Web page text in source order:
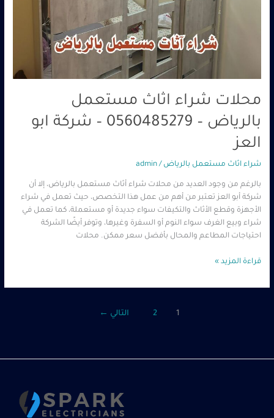
محلات شراء اثاث مستعمل
بالرياض – 0560485279 – شركة ابو
العز
شراء اثاث مستعمل بالرياض /
admin
بالرغم من وجود العديد من محلات شراء أثاث مستعمل بالرياض، إلا أن
شركة أبو العز تعتبر من أهم من عمل هذا التخصص، حيث تعمل في شراء
الأجهزة وقطع الأثاث والتكيفات سواء جديدة أو مستعملة، كما تعمل في
شراء وبيع الغرف سواء النوم أو السفرة وغيرها، وتوفر أيضًا الشركة
احتياجات المطاعم والمحال بأفضل سعر ممكن. محلات
قراءة المزيد »
1
2 التالي ←